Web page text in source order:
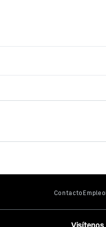
19,5 m
8 t
Visítenos